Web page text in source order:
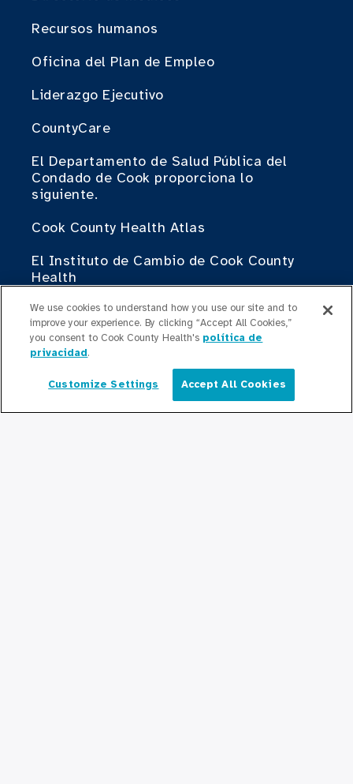
Recursos humanos
Oficina del Plan de Empleo
Liderazgo Ejecutivo
CountyCare
El Departamento de Salud Pública del
Condado de Cook proporciona lo
siguiente.
Cook County Health Atlas
El Instituto de Cambio de Cook County
Health
Contribuir
Haciendo Negocios con Cook County
Health
Para Profesionales Médicos
Español
We use cookies to understand how you use our site and to
improve your experience. By clicking “Accept All Cookies,”
you consent to Cook County Health's política de
privacidad.
Customize Settings Accept All Cookies